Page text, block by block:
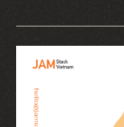
này thúc đẩy sự
điện tử, đồng
doanh nghiệp về